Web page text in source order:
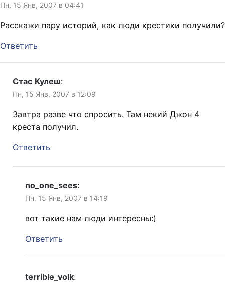
Пн, 15 Янв, 2007 в 04:41
Расскажи пару историй, как люди крестики получили?
Ответить
Стас Кулеш:
Пн, 15 Янв, 2007 в 12:09
Завтра разве что спросить. Там некий Джон 4
креста получил.
Ответить
no_one_sees:
Пн, 15 Янв, 2007 в 14:19
вот такие нам люди интересны:)
Ответить
terrible_volk: